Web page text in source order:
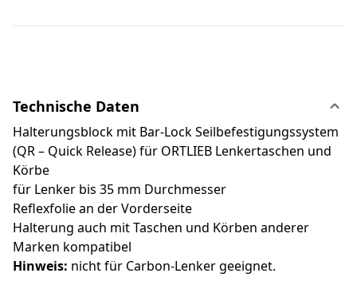
Technische Daten
Halterungsblock mit Bar-Lock Seilbefestigungssystem
(QR – Quick Release) für ORTLIEB Lenkertaschen und
Körbe
für Lenker bis 35 mm Durchmesser
Reflexfolie an der Vorderseite
Halterung auch mit Taschen und Körben anderer
Marken kompatibel
Hinweis: nicht für Carbon-Lenker geeignet.